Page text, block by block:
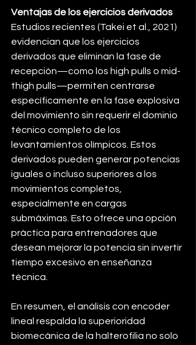
Ventajas de los ejercicios derivados
Estudios recientes (Takei et al., 2021)
evidencian que los ejercicios
derivados que eliminan la fase de
recepción—como los high pulls o mid-
thigh pulls—permiten centrarse
específicamente en la fase explosiva
del movimiento sin requerir el dominio
técnico completo de los
levantamientos olímpicos. Estos
derivados pueden generar potencias
iguales o incluso superiores a los
movimientos completos,
especialmente en cargas
submáximas. Esto ofrece una opción
práctica para entrenadores que
desean mejorar la potencia sin invertir
tiempo excesivo en enseñanza
técnica.
En resumen, el análisis con encoder
lineal respalda la superioridad
biomecánica de la halterofilia no solo